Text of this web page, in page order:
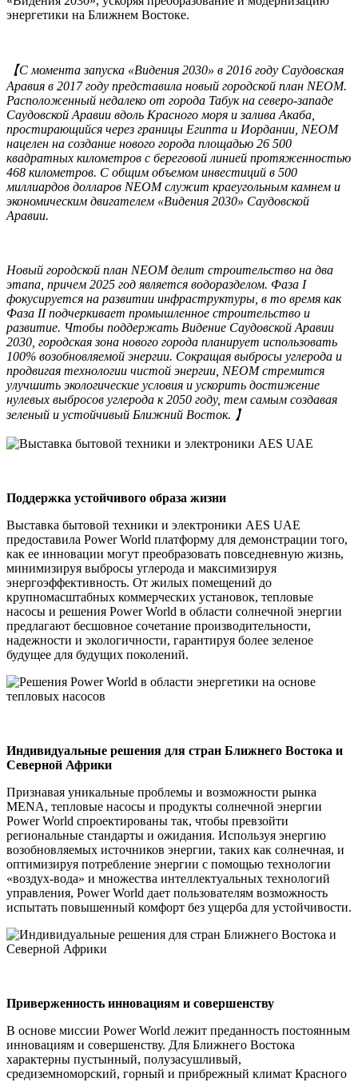
энергетики на Ближнем Востоке.
【С момента запуска «Видения 2030» в 2016 году Саудовская
Аравия в 2017 году представила новый городской план NEOM.
Расположенный недалеко от города Табук на северо-западе
Саудовской Аравии вдоль Красного моря и залива Акаба,
простирающийся через границы Египта и Иордании, NEOM
нацелен на создание нового города площадью 26 500
квадратных километров с береговой линией протяженностью
468 километров. С общим объемом инвестиций в 500
миллиардов долларов NEOM служит краеугольным камнем и
экономическим двигателем «Видения 2030» Саудовской
Аравии.
Новый городской план NEOM делит строительство на два
этапа, причем 2025 год является водоразделом. Фаза I
фокусируется на развитии инфраструктуры, в то время как
Фаза II подчеркивает промышленное строительство и
развитие. Чтобы поддержать Видение Саудовской Аравии
2030, городская зона нового города планирует использовать
100% возобновляемой энергии. Сокращая выбросы углерода и
продвигая технологии чистой энергии, NEOM стремится
улучшить экологические условия и ускорить достижение
нулевых выбросов углерода к 2050 году, тем самым создавая
зеленый и устойчивый Ближний Восток. 】
Поддержка устойчивого образа жизни
Выставка бытовой техники и электроники AES UAE
предоставила Power World платформу для демонстрации того,
как ее инновации могут преобразовать повседневную жизнь,
минимизируя выбросы углерода и максимизируя
энергоэффективность. От жилых помещений до
крупномасштабных коммерческих установок, тепловые
насосы и решения Power World в области солнечной энергии
предлагают бесшовное сочетание производительности,
надежности и экологичности, гарантируя более зеленое
будущее для будущих поколений.
Индивидуальные решения для стран Ближнего Востока и
Северной Африки
Признавая уникальные проблемы и возможности рынка
MENA, тепловые насосы и продукты солнечной энергии
Power World спроектированы так, чтобы превзойти
региональные стандарты и ожидания. Используя энергию
возобновляемых источников энергии, таких как солнечная, и
оптимизируя потребление энергии с помощью технологии
«воздух-вода» и множества интеллектуальных технологий
управления, Power World дает пользователям возможность
испытать повышенный комфорт без ущерба для устойчивости.
Приверженность инновациям и совершенству
В основе миссии Power World лежит преданность постоянным
инновациям и совершенству. Для Ближнего Востока
характерны пустынный, полузасушливый,
средиземноморский, горный и прибрежный климат Красного